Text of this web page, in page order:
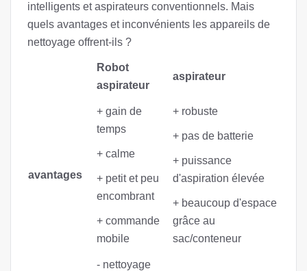
intelligents et aspirateurs conventionnels. Mais
quels avantages et inconvénients les appareils de
nettoyage offrent-ils ?
Robot
aspirateur
aspirateur
avantages
+ gain de
temps
+ calme
+ petit et peu
encombrant
+ commande
mobile
+ robuste
+ pas de batterie
+ puissance
d'aspiration élevée
+ beaucoup d'espace
grâce au
sac/conteneur
- nettoyage